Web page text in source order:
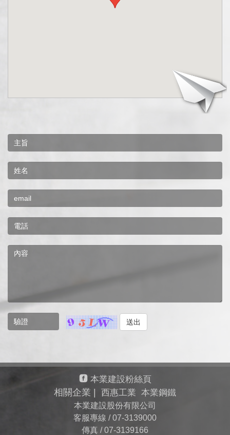
送出
本業建設粉絲頁
相關企業 | 西惠工業 本業鋼鐵
本業建設股份有限公司
客服專線 /07-3139000
傳真 /07-3139166